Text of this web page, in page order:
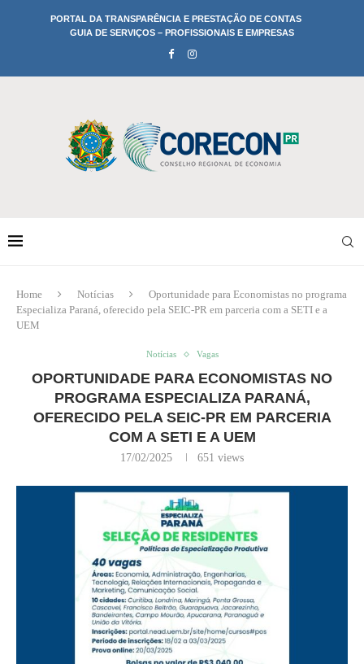
PORTAL DA TRANSPARÊNCIA E PRESTAÇÃO DE CONTAS
GUIA DE SERVIÇOS – PROFISSIONAIS E EMPRESAS
Home Notícias
Oportunidade para Economistas no programa
Especializa Paraná, oferecido pela SEIC-PR em parceria com a SETI e a
UEM
Notícias Vagas
OPORTUNIDADE PARA ECONOMISTAS NO
PROGRAMA ESPECIALIZA PARANÁ,
OFERECIDO PELA SEIC-PR EM PARCERIA
COM A SETI E A UEM
17/02/2025 651 views